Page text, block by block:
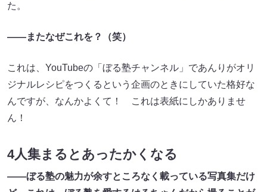
た。
――またなぜこれを？ （笑）
これは、YouTubeの「ぼる塾チャンネル」であんりがオリ
ジナルレシピをつくるという企画のときにしていた格好な
んですが、なんかよくて！ これは表紙にしかありませ
ん！
4人集まるとあったかくなる
――ぼる塾の魅力が余すところなく 載っている写真集だけ